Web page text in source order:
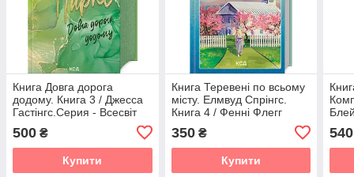
Книга Довга дорога
додому. Книга 3 / Джесса
Гастінгс.Серия - Всесвіт
(українською)
500 ₴
Купити
Книга Теревені по всьому
місту. Елмвуд Спрінгс.
Книга 4 / Фенні Флегг
350₴
Купити
540